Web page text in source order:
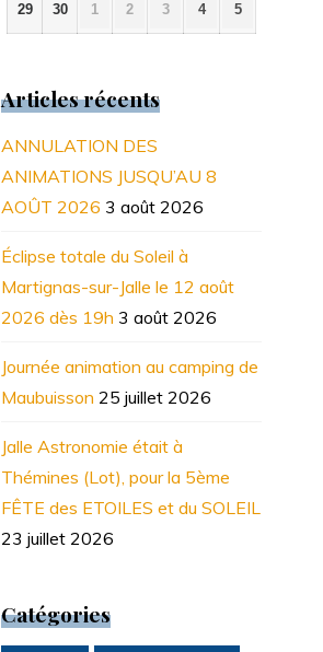
2026
2026
2026
2026
2026
2026
29
juin
30
juin
1
juillet
2
juillet
3
juillet
4
juillet
5
juillet
Articles récents
ANNULATION DES
ANIMATIONS JUSQU’AU 8
AOÛT 2026 3 août 2026
Éclipse totale du Soleil à
Martignas-sur-Jalle le 12 août
2026 dès 19h 3 août 2026
Journée animation au camping de
Maubuisson 25 juillet 2026
Jalle Astronomie était à
Thémines (Lot), pour la 5ème
FÊTE des ETOILES et du SOLEIL
23 juillet 2026
Catégories